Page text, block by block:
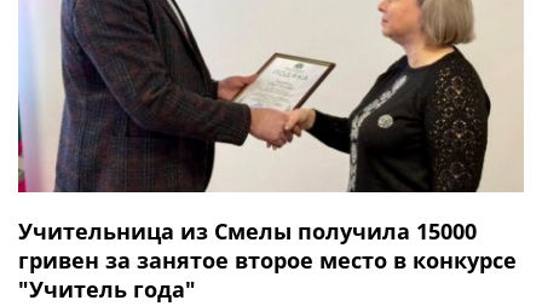
Учительница из Смелы получила 15000
гривен за занятое второе место в конкурсе
"Учитель года"